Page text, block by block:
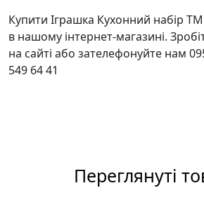
Купити Іграшка Кухонний набір
в нашому інтернет-магазині.
на сайті або зателефонуйте нам
549 64 41
Переглянуті